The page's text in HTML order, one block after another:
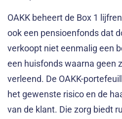
OAKK beheert de Box 1
ook een pensioenfonds dat
verkoopt niet eenmalig een
een huisfonds waarna geen
verleend. De OAKK-
het gewenste risico en de
van de klant. Die zorg biedt